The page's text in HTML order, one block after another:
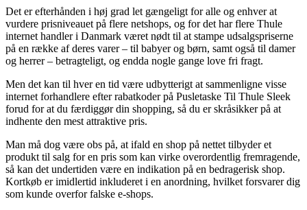
Det er efterhånden i høj grad let gængeligt for alle og enhver at
vurdere prisniveauet på flere netshops, og for det har flere Thule
internet handler i Danmark været nødt til at stampe udsalgspriserne
på en række af deres varer – til babyer og børn, samt også til damer
og herrer – betragteligt, og endda nogle gange love fri fragt.
Men det kan til hver en tid være udbytterigt at sammenligne visse
internet forhandlere efter rabatkoder på Pusletaske Til Thule Sleek
forud for at du færdiggør din shopping, så du er skråsikker på at
indhente den mest attraktive pris.
Man må dog være obs på, at ifald en shop på nettet tilbyder et
produkt til salg for en pris som kan virke overordentlig fremragende,
så kan det undertiden være en indikation på en bedragerisk shop.
Kortkøb er imidlertid inkluderet i en anordning, hvilket forsvarer dig
som kunde overfor falske e-shops.